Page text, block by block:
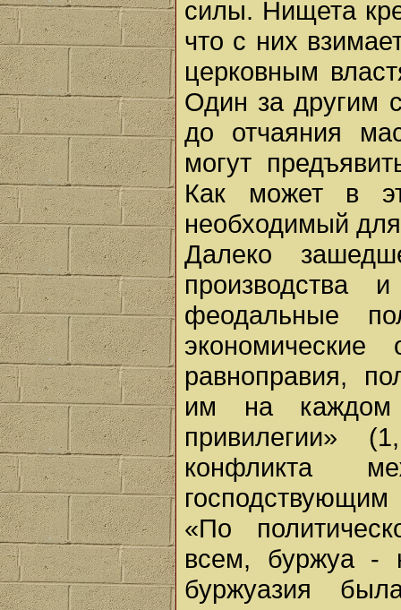
силы. Нищета
что с них
церковным
Один за другим
до отчаяния
могут
Как может в
необходимый для
Далеко
производства
феодальные
равноправия,
им на
привилегии»
конфликта
«По
всем, буржуа -
буржуазия